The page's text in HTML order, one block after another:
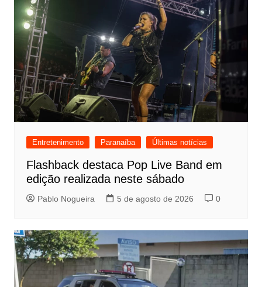
Entretenimento Paranaíba Últimas notícias
Flashback destaca Pop Live Band em
edição realizada neste sábado
Pablo Nogueira 5 de agosto de 2026 0